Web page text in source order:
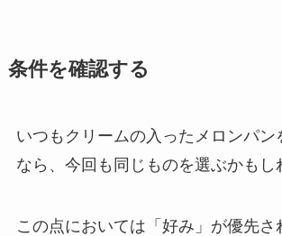
条件を確認する
いつもクリームの入ったメロンパン
なら、今回も同じものを選ぶかもし
この点においては「好み」が優先さ